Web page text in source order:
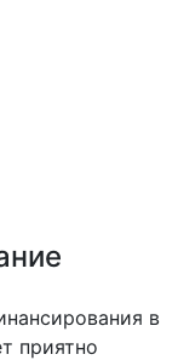
в
приятно